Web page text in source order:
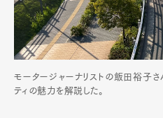
モータージャーナリストの飯田裕子
ティの魅力を解説した。